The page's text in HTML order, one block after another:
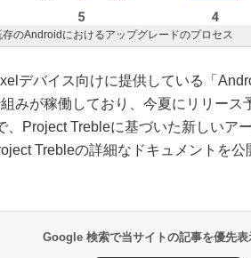
存のAndroidにおけるアップグレードのプロセス
デバイス向けに提供している「
みが稼働しており、今夏にリリース
、Project Trebleに基づいた新しいア
Trebleの詳細なドキュメントを公
Google 検索で当サイトの記事を優先表